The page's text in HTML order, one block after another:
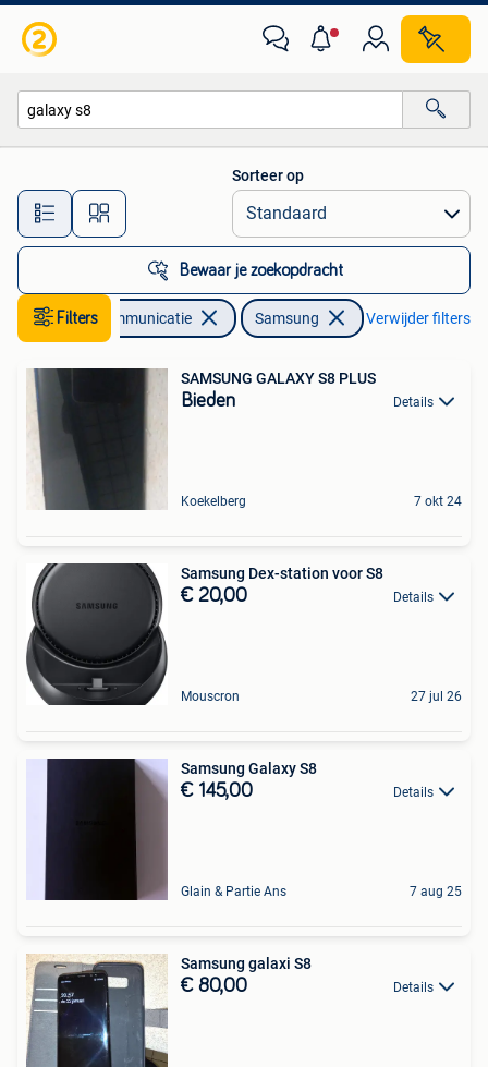
Alle afstanden…
Sorteer op
Bewaar je zoekopdracht
Filters
Telecommunicatie Samsung Verwijder filters
SAMSUNG GALAXY S8 PLUS
Bieden Details
Koekelberg 7 okt 24
Samsung Dex-station voor S8
€ 20,00 Details
Mouscron 27 jul 26
Samsung Galaxy S8
€ 145,00 Details
Glain & Partie Ans 7 aug 25
Samsung galaxi S8
€ 80,00 Details